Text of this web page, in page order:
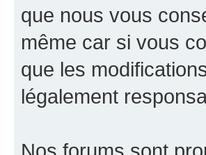
que nous vous
même car si vous
que les
légalement